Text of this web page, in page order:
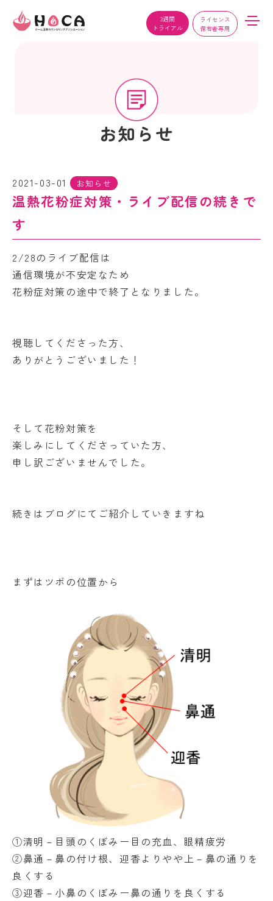
3週間
トライアル
ライセンス
保有者専用
お知らせ
2021-03-01 お知らせ
温熱花粉症対策・ライブ配信の続きで
す
2/28のライブ配信は
通信環境が不安定なため
花粉症対策の途中で終了となりました。
視聴してくださった方、
ありがとうございました！
そして花粉対策を
楽しみにしてくださっていた方、
申し訳ございませんでした。
続きはブログにてご紹介していきますね
まずはツボの位置から
①清明－目頭のくぼみー目の充血、眼精疲労
②鼻通－鼻の付け根、迎香よりやや上－鼻の通りを
良くする
③迎香－小鼻のくぼみー鼻の通りを良くする